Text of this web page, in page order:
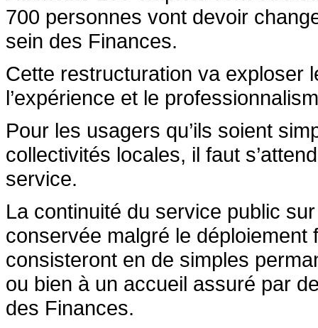
700 personnes vont devoir
sein des Finances.
Cette restructuration va exploser
l’expérience et le
Pour les usagers qu’ils soient
collectivités locales, il faut
service.
La continuité du service public
conservée malgré le
consisteront en de simples
ou bien à un accueil assuré par
des Finances.